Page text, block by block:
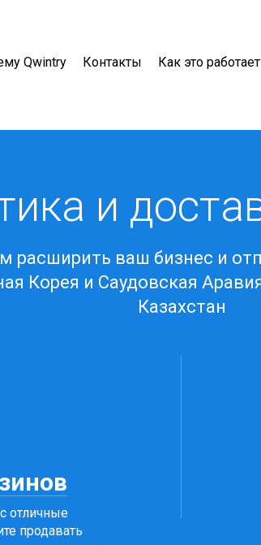
Qwintry Контакты Как это работает
и
ваш бизнес и
Корея и Саудовская
Казахстан
отличные
продавать